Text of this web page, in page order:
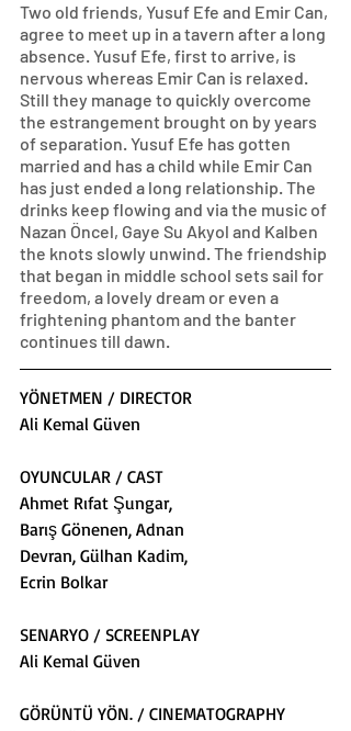
Two old friends, Yusuf Efe and Emir Can,
agree to meet up in a tavern after a long
absence. Yusuf Efe, first to arrive, is
nervous whereas Emir Can is relaxed.
Still they manage to quickly overcome
the estrangement brought on by years
of separation. Yusuf Efe has gotten
married and has a child while Emir Can
has just ended a long relationship. The
drinks keep flowing and via the music of
Nazan Öncel, Gaye Su Akyol and Kalben
the knots slowly unwind. The friendship
that began in middle school sets sail for
freedom, a lovely dream or even a
frightening phantom and the banter
continues till dawn.
YÖNETMEN / DIRECTOR
Ali Kemal Güven
OYUNCULAR / CAST
Ahmet Rıfat Şungar,
Barış Gönenen, Adnan
Devran, Gülhan Kadim,
Ecrin Bolkar
SENARYO / SCREENPLAY
Ali Kemal Güven
GÖRÜNTÜ YÖN. / CINEMATOGRAPHY